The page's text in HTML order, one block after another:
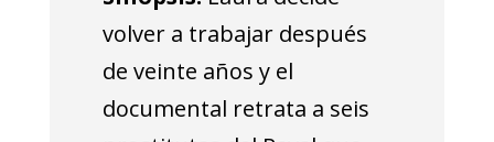
volver a trabajar después
de veinte años y el
documental retrata a seis